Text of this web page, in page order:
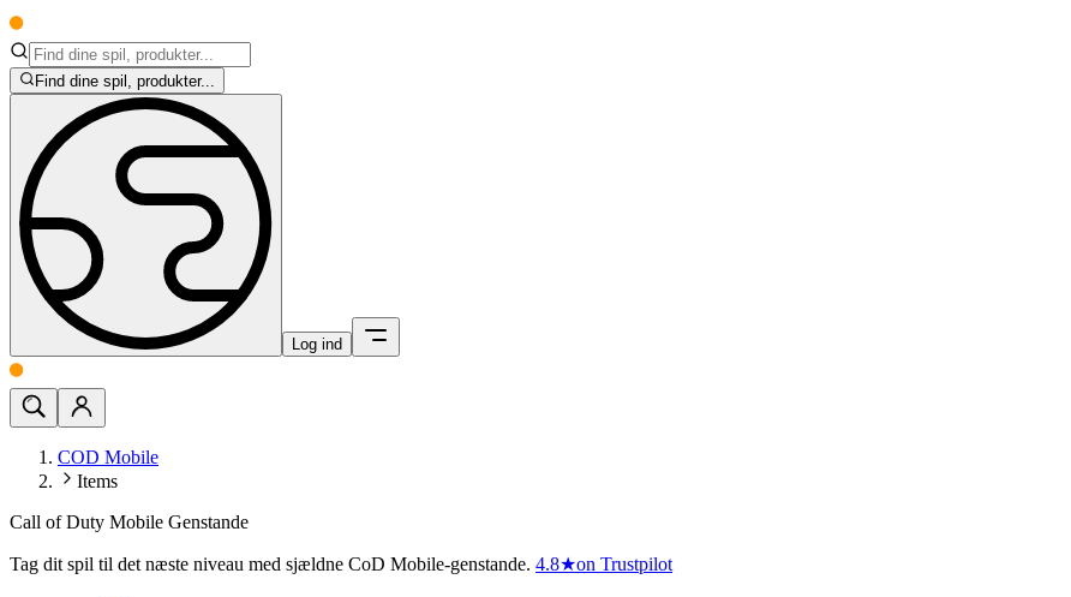
Find dine spil, produkter...
Log ind
COD Mobile
Items
Call of Duty Mobile Genstande
Tag dit spil til det næste niveau med sjældne CoD Mobile-genstande. 4.8★on Trustpilot